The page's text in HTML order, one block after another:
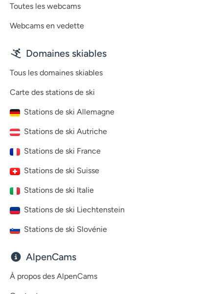
Toutes les webcams
Webcams en vedette
Domaines skiables
Tous les domaines skiables
Carte des stations de ski
Stations de ski Allemagne
Stations de ski Autriche
Stations de ski France
Stations de ski Suisse
Stations de ski Italie
Stations de ski Liechtenstein
Stations de ski Slovénie
AlpenCams
À propos des AlpenCams